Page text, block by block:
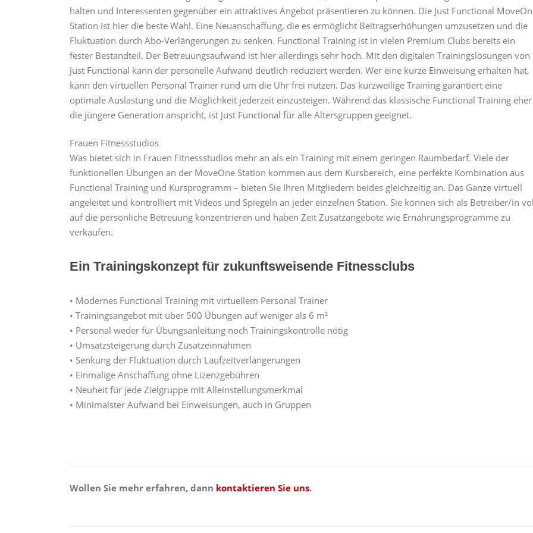
halten und Interessenten gegenüber ein attraktives Angebot präsentieren zu können. Die Just Functional
Station ist hier die beste Wahl. Eine Neuanschaffung, die es ermöglicht Beitragserhöhungen umzusetzen und die
Fluktuation durch Abo-Verlängerungen zu senken. Functional Training ist in vielen Premium Clubs bereits ein
fester Bestandteil. Der Betreuungsaufwand ist hier allerdings sehr hoch. Mit den digitalen Trainingslösungen von
Just Functional kann der personelle Aufwand deutlich reduziert werden. Wer eine kurze Einweisung erhalten hat,
kann den virtuellen Personal Trainer rund um die Uhr frei nutzen. Das kurzweilige Training garantiert eine
optimale Auslastung und die Möglichkeit jederzeit einzusteigen. Während das klassische Functional Training eher
die jüngere Generation anspricht, ist Just Functional für alle Altersgruppen geeignet.
Frauen Fitnessstudios
Was bietet sich in Frauen Fitnessstudios mehr an als ein Training mit einem geringen Raumbedarf. Viele der
funktionellen Übungen an der MoveOne Station kommen aus dem Kursbereich, eine perfekte Kombination aus
Functional Training und Kursprogramm – bieten Sie Ihren Mitgliedern beides gleichzeitig an. Das Ganze virtuell
angeleitet und kontrolliert mit Videos und Spiegeln an jeder einzelnen Station. Sie können sich als Betreiber/in
auf die persönliche Betreuung konzentrieren und haben Zeit Zusatzangebote wie Ernährungsprogramme zu
verkaufen.
Ein Trainingskonzept für zukunftsweisende Fitnessclubs
• Modernes Functional Training mit virtuellem Personal Trainer
• Trainingsangebot mit über 500 Übungen auf weniger als 6 m²
• Personal weder für Übungsanleitung noch Trainingskontrolle nötig
• Umsatzsteigerung durch Zusatzeinnahmen
• Senkung der Fluktuation durch Laufzeitverlängerungen
• Einmalige Anschaffung ohne Lizenzgebühren
• Neuheit für jede Zielgruppe mit Alleinstellungsmerkmal
• Minimalster Aufwand bei Einweisungen, auch in Gruppen
Wollen Sie mehr erfahren, dann kontaktieren Sie uns.